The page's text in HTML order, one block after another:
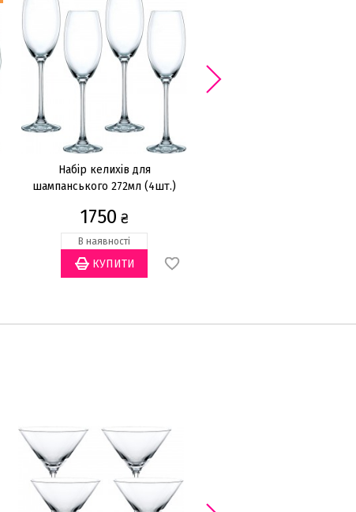
Набір келихів для
шампанського 272мл (4шт.)
1750 ₴
В наявності